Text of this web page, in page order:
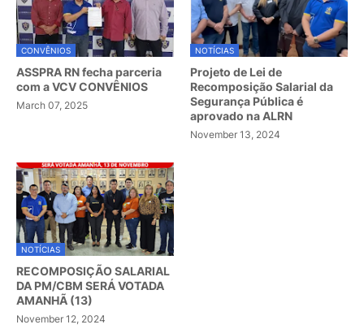
CONVÊNIOS
ASSPRA RN fecha parceria
com a VCV CONVÊNIOS
March 07, 2025
NOTÍCIAS
Projeto de Lei de
Recomposição Salarial da
Segurança Pública é
aprovado na ALRN
November 13, 2024
NOTÍCIAS
RECOMPOSIÇÃO SALARIAL
DA PM/CBM SERÁ VOTADA
AMANHÃ (13)
November 12, 2024